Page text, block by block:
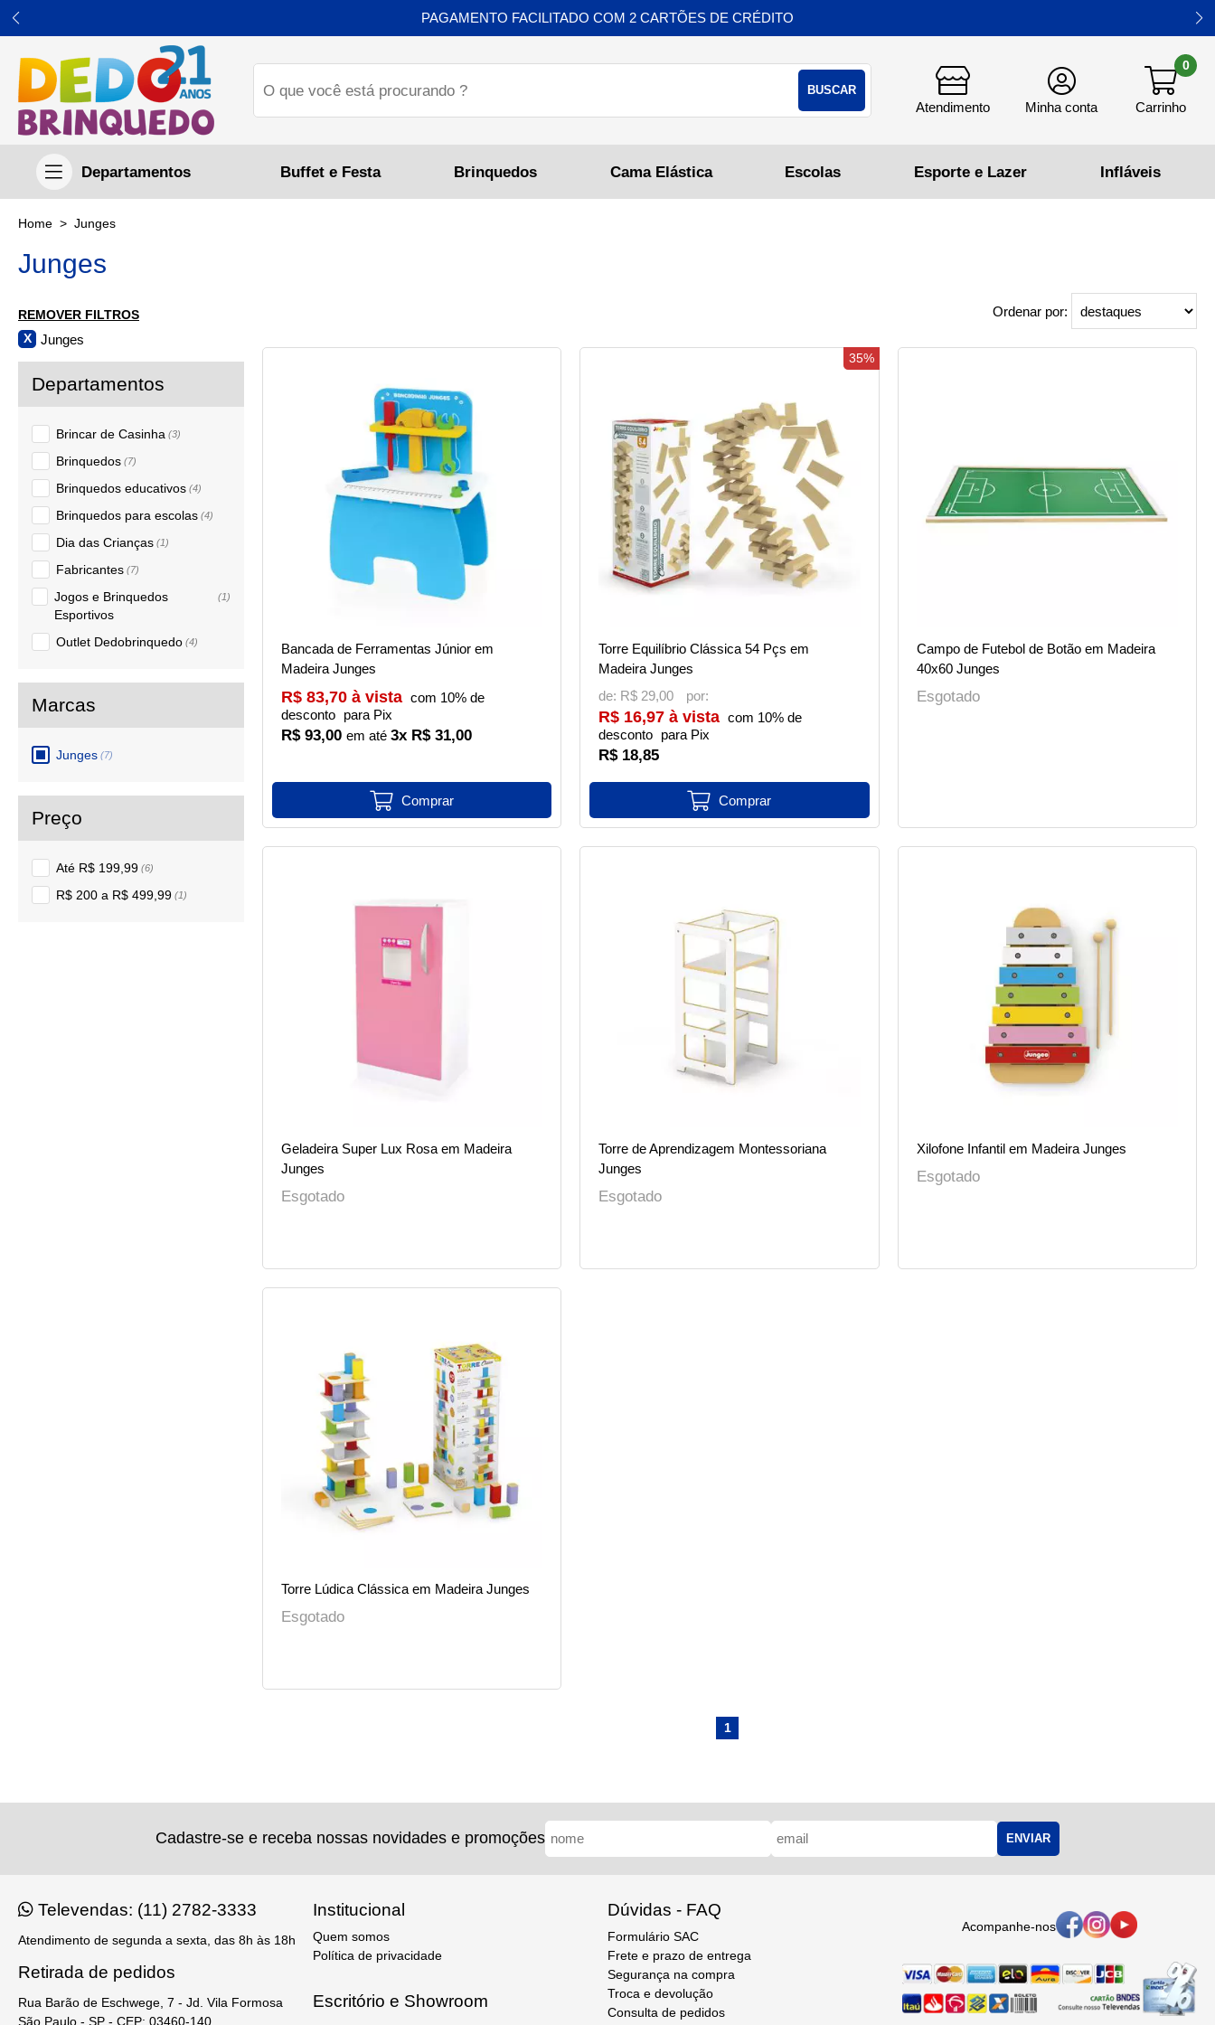
Buffet e Festa Brinquedos Cama Elástica
PAGAMENTO FACILITADO COM 2 CARTÕES DE CRÉDITO
0
Junges
Junges
REMOVER FILTROS
Junges
X
Brincar de Casinha (3)
Brinquedos (7)
Brinquedos educativos (4)
Brinquedos para escolas (4)
Dia das Crianças (1)
Fabricantes (7)
Jogos e Brinquedos
Esportivos
(1)
Outlet Dedobrinquedo (4)
Junges (7)
Até R$ 199,99 (6)
R$ 200 a R$ 499,99 (1)
Ordenar por:
Bancada de Ferramentas Júnior em
Madeira Junges
R$ 93,00 3x R$ 31,00
R$ 83,70 à vista com 10% de
desconto para Pix
Torre Equilíbrio Clássica 54 Pçs em
Madeira Junges
de: R$ 29,00
R$ 18,85
R$ 16,97 à vista com 10% de
desconto para Pix
35%
Campo de Futebol de Botão em Madeira
40x60 Junges
Esgotado
Geladeira Super Lux Rosa em Madeira
Junges
Esgotado
Torre de Aprendizagem Montessoriana
Junges
Esgotado
Xilofone Infantil em Madeira Junges
Esgotado
Torre Lúdica Clássica em Madeira Junges
Esgotado
1
Cadastre-se e receba nossas novidades e promoções ENVIAR
Televendas: (11) 2782-3333
Atendimento de segunda a sexta, das 8h às 18h
Retirada de pedidos
Rua Barão de Eschwege, 7 - Jd. Vila Formosa
São Paulo - SP - CEP: 03460-140
Institucional
Quem somos
Política de privacidade
Escritório e Showroom
Dúvidas - FAQ
Formulário SAC
Frete e prazo de entrega
Segurança na compra
Troca e devolução
Consulta de pedidos
Acompanhe-nos